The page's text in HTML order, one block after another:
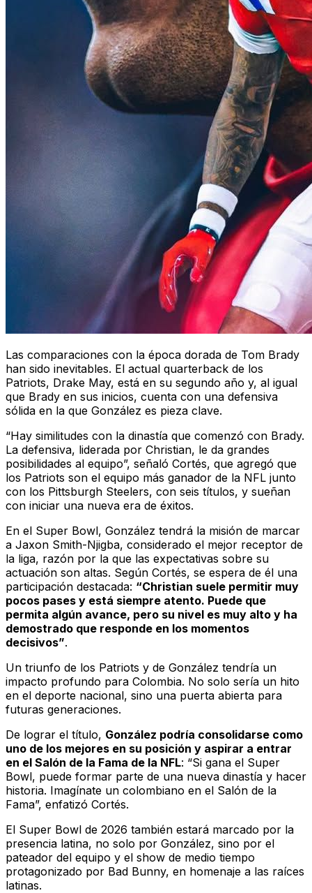
Las comparaciones con la época dorada de Tom Brady
han sido inevitables. El actual quarterback de los
Patriots, Drake May, está en su segundo año y, al igual
que Brady en sus inicios, cuenta con una defensiva
sólida en la que González es pieza clave.
“Hay similitudes con la dinastía que comenzó con Brady.
La defensiva, liderada por Christian, le da grandes
posibilidades al equipo”, señaló Cortés, que agregó que
los Patriots son el equipo más ganador de la NFL junto
con los Pittsburgh Steelers, con seis títulos, y sueñan
con iniciar una nueva era de éxitos.
En el Super Bowl, González tendrá la misión de marcar
a Jaxon Smith-Njigba, considerado el mejor receptor de
la liga, razón por la que las expectativas sobre su
actuación son altas. Según Cortés, se espera de él una
participación destacada: “Christian suele permitir muy
pocos pases y está siempre atento. Puede que
permita algún avance, pero su nivel es muy alto y ha
demostrado que responde en los momentos
decisivos”.
Un triunfo de los Patriots y de González tendría un
impacto profundo para Colombia. No solo sería un hito
en el deporte nacional, sino una puerta abierta para
futuras generaciones.
De lograr el título, González podría consolidarse como
uno de los mejores en su posición y aspirar a entrar
en el Salón de la Fama de la NFL: “Si gana el Super
Bowl, puede formar parte de una nueva dinastía y hacer
historia. Imagínate un colombiano en el Salón de la
Fama”, enfatizó Cortés.
El Super Bowl de 2026 también estará marcado por la
presencia latina, no solo por González, sino por el
pateador del equipo y el show de medio tiempo
protagonizado por Bad Bunny, en homenaje a las raíces
latinas.